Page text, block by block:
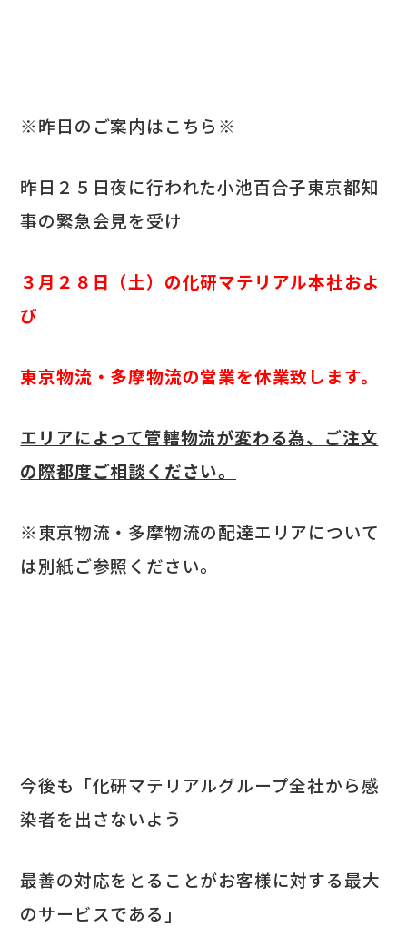
※昨日のご案内はこちら※
昨日２５日夜に行われた小池百合子東京都知
事の緊急会見を受け
３ 月２８日（土）の化研マテリアル本社およ
び
東京物流・多摩物流の営業を休業致します。
エリアによって管轄物流が変わる為、ご注文
の際都度ご相談ください。
※東京物流・多摩物流の配達エリアについて
は別紙ご参照ください。
今後も「化研マテリアルグループ全社から感
染者を出さないよう
最善の対応をとることがお客様に対する最大
のサービスである」